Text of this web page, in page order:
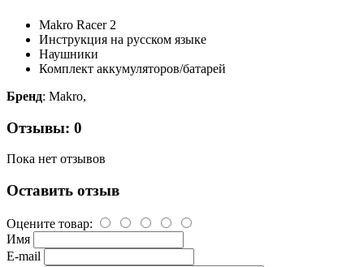
Makro Racer 2
Инструкция на русском языке
Наушники
Комплект аккумуляторов/батарей
Бренд: Makro,
Отзывы: 0
Пока нет отзывов
Оставить отзыв
Оцените товар:
Имя
E-mail